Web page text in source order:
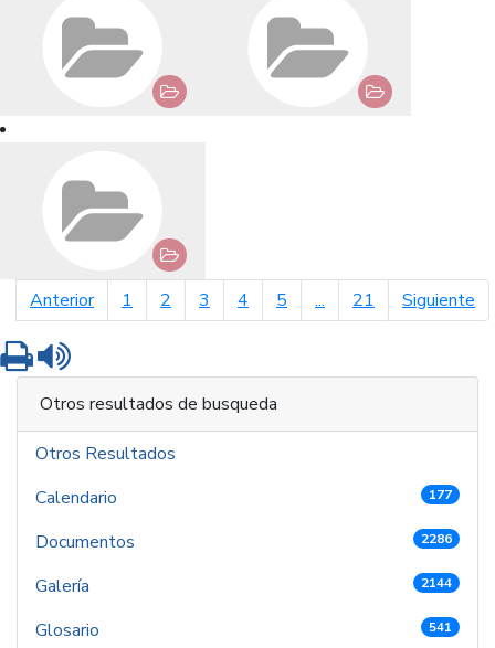
Anteriorpágina anterior
1 2 3 4 5 ... 21 Siguiente
Imprimir
Otros resultados de busqueda
Otros Resultados
Calendario
177
Documentos 2286
Galería 2144
Glosario 541